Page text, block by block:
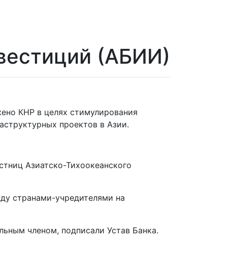
(АБИИ)
КНР в целях стимулирования
проектов в Азии.
Азиатско-Тихоокеанского
странами-учредителями на
членом, подписали Устав Банка.